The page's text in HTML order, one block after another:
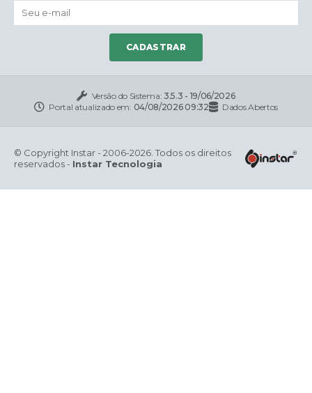
CADASTRAR
Versão do Sistema: 3.5.3 - 19/06/2026
Portal atualizado em: 04/08/2026 09:32 Dados Abertos
© Copyright Instar - 2006-2026. Todos os direitos
reservados - Instar Tecnologia